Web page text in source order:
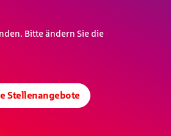
Bitte ändern Sie die
Stellenangebote